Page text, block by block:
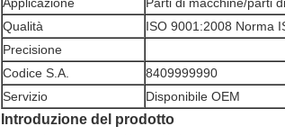
Applicazione
Parti di macchine/parti
Qualità
ISO 9001:2008 Norma
Precisione
Codice S.A.
8409999990
Servizio
Disponibile OEM
Introduzione del prodotto